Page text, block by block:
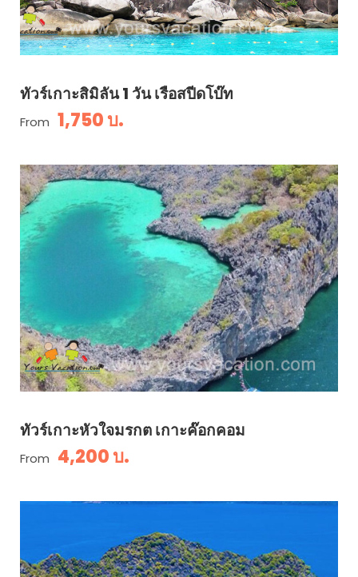
ทัวร์เกาะสิมิลัน 1 วัน เรือสปีดโบ๊ท
From 1,750 บ.
ทัวร์เกาะหัวใจมรกต เกาะค๊อกคอม
From 4,200 บ.